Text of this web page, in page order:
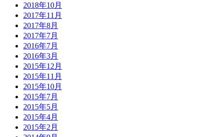
2018年10月
2017年11月
2017年8月
2017年7月
2016年7月
2016年3月
2015年12月
2015年11月
2015年10月
2015年7月
2015年5月
2015年4月
2015年2月